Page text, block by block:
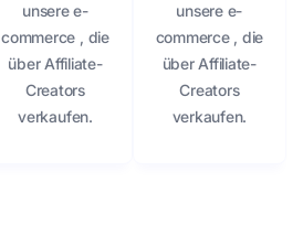
unsere e-
commerce , die
über Affiliate-
Creators
verkaufen.
unsere e-
commerce , die
über Affiliate-
Creators
verkaufen.